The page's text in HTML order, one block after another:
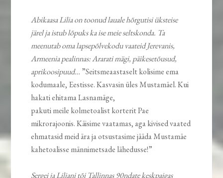
Abikaasa Lilia on toonud lauale hõrgutisi üksteise
järel ja istub lõpuks ka ise meie seltskonda. Ta
meenutab oma lapsepõlvekodu vaateid Jerevanis,
Armeenia pealinnas: Ararati mägi, päikesetõusud,
aprikoosipuud… ”Seitsmeaastaselt kolisime ema
kodumaale, Eestisse. Kasvasin üles Mustamäel. Kui
hakati ehitama Lasnamäge,
pakuti meile kolmetoalist korterit Pae
mikrorajoonis. Käisime vaatamas, aga kivised vaated
ehmatasid meid ära ja otsustasime jääda Mustamäe
kahetoalisse männimetsade lähedusse!”
Sergei ja Liliani tõi Tallinnas 90ndate keskpaigas